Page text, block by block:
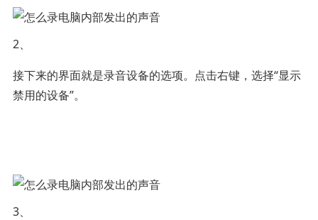
2、
接下来的界面就是录音设备的选项。点击右键，选择“显示
禁用的设备”。
3、